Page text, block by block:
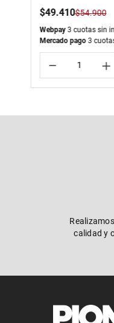
$49.410$54.900
Webpay3 cuotas sin
Mercado pago3
＋
－
calidad y